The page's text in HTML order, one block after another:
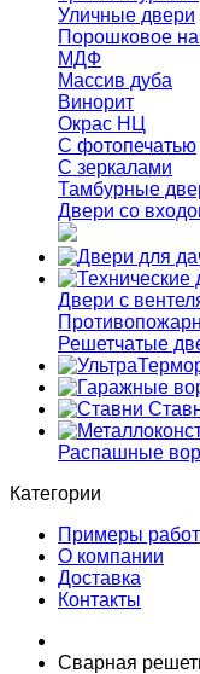
Уличные двери
Порошковое
МДФ
Массив дуба
Винорит
Окрас НЦ
С фотопечатью
С зеркалами
Тамбурные
Двери со
Двери с
Решетчатые
Распашные
Категории
Примеры работ
О компании
Доставка
Контакты
Сварная